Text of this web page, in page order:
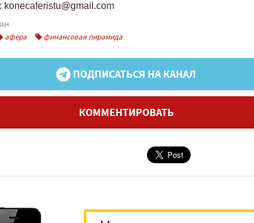
konecaferistu@gmail.com
афера финансовая пирамида
ПОДПИСАТЬСЯ НА КАНАЛ
КОММЕНТИРОВАТЬ